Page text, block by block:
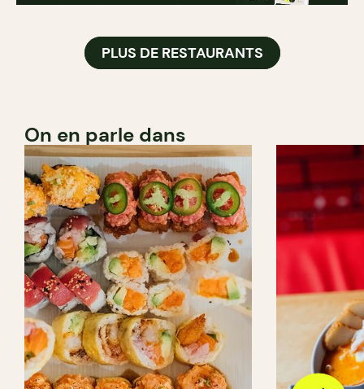
PLUS DE RESTAURANTS
On en parle dans